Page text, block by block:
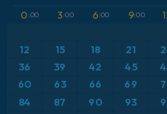
ICON ドイツ 2 km
イタリア
オーストリア
気温異常（2m）
気温異常（850hPa）
0 :00 3:00 6:00 9:00
12 15 18 21
36
39 42 45
60
63 66 69
84 87 90 93